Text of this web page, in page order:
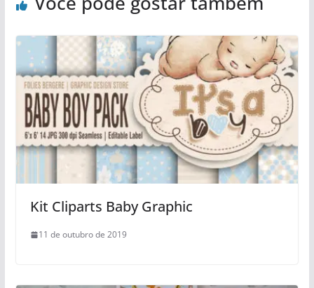
Kit Cliparts Baby Graphic
11 de outubro de 2019